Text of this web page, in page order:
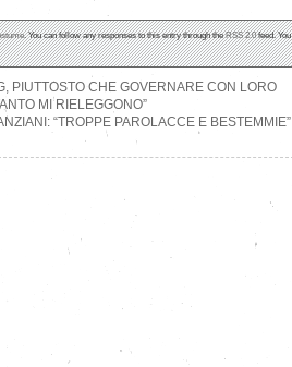
. You can follow any responses to this entry through theRSS 2.0feed. You
PIUTTOSTO CHE GOVERNARE CON LORO
MI RIELEGGONO”
“TROPPE PAROLACCE E BESTEMMIE”